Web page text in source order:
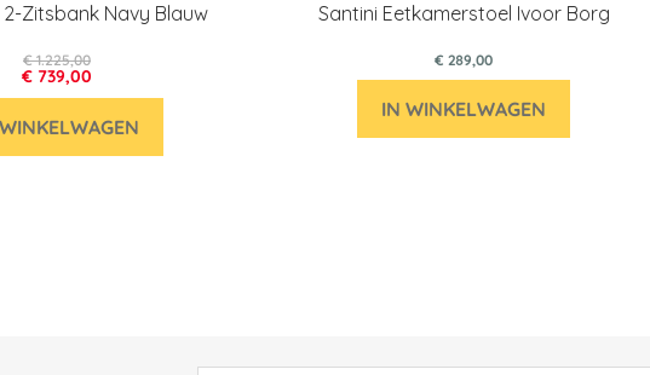
Zitsbank Navy Blauw
€ 739,00
€ 1.225,00
Santini Eetkamerstoel Ivoor Borg
€ 289,00
IN WINKELWAGEN